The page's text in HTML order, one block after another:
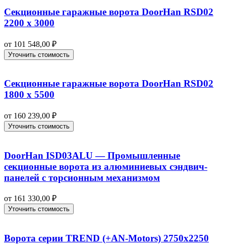
Секционные гаражные ворота DoorHan RSD02
2200 х 3000
от 101 548,00 ₽
Уточнить стоимость
Секционные гаражные ворота DoorHan RSD02
1800 х 5500
от 160 239,00 ₽
Уточнить стоимость
DoorHan ISD03ALU — Промышленные
секционные ворота из алюминиевых сэндвич-
панелей с торсионным механизмом
от 161 330,00 ₽
Уточнить стоимость
Ворота серии TREND (+AN‑Motors) 2750х2250